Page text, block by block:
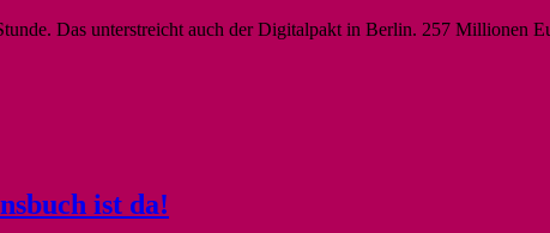
Das unterstreicht auch der Digitalpakt in Berlin. 257 Millionen
ist da!